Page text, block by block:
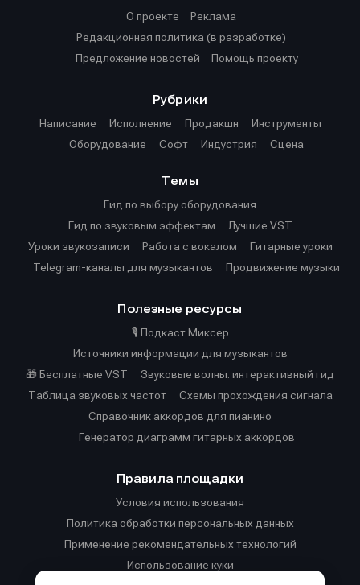
О проекте
Реклама
Редакционная политика (в разработке)
Предложение новостей
Помощь проекту
Рубрики
Написание
Исполнение Продакшн
Инструменты
Оборудование
Софт Индустрия Сцена
Темы
Гид по выбору оборудования
Гид по звуковым эффектам
Лучшие VST
Уроки звукозаписи
Работа с вокалом
Гитарные уроки
Telegram-каналы для музыкантов
Продвижение музыки
Полезные ресурсы
🎙️ Подкаст Миксер
Источники информации для музыкантов
🎁 Бесплатные VST
Звуковые волны: интерактивный гид
Таблица звуковых частот
Cхемы прохождения сигнала
Справочник аккордов для пианино
Генератор диаграмм гитарных аккордов
Правила площадки
Условия использования
Политика обработки персональных данных
Применение рекомендательных технологий
Использование куки